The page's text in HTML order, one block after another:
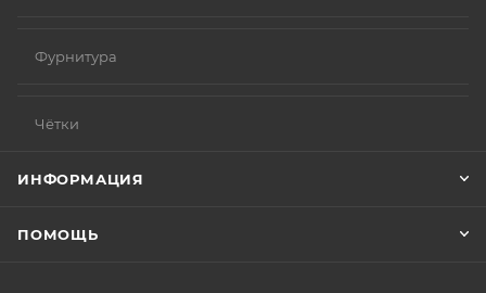
Фурнитура
Чётки
ИНФОРМАЦИЯ
ПОМОЩЬ